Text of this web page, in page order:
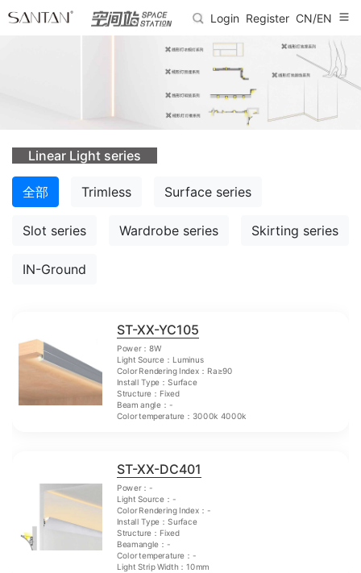
Login Register CN/EN
Linear Light series
全部 Trimless Surface series
Slot series Wardrobe series Skirting series
IN-Ground
ST-XX-YC105
Power：8W
Light Source：Luminus
Color Rendering Index：Ra≥90
Install Type：Surface
Structure：Fixed
Beam angle：-
Color temperature：3000k 4000k
ST-XX-DC401
Power：-
Light Source：-
Color Rendering Index：-
Install Type：Surface
Structure：Fixed
Beamangle：-
Color temperature：-
Light Strip Width：10mm